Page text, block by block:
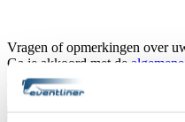
Vragen of opmerkingen over
Ga je akkoord met de
KNV Busvervoer
Ik ga akkoord